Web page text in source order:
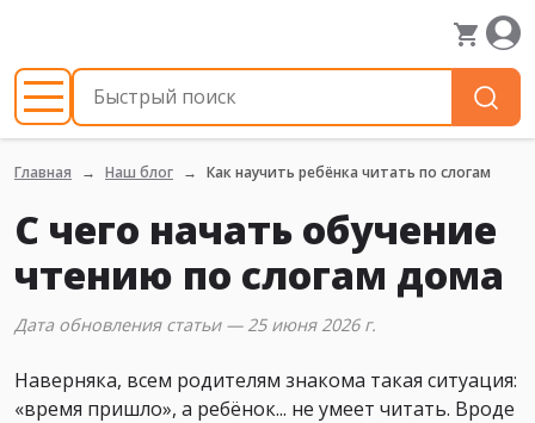
Главная Наш блог Как научить ребёнка читать по слогам
С чего начать обучение
чтению по слогам дома
Дата обновления статьи — 25 июня 2026 г.
Наверняка, всем родителям знакома такая ситуация:
«время пришло», а ребёнок... не умеет читать. Вроде